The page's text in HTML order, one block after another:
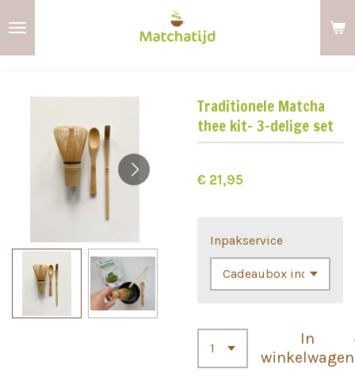
Traditionele Matcha
thee kit- 3-delige set
€ 21,95
Inpakservice
In
winkelwagen